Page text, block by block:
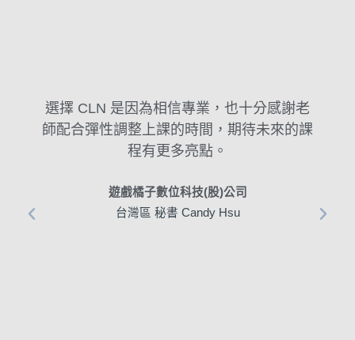
選擇 CLN 是因為相信專業，也十分感謝老
師配合彈性調整上課的時間，期待未來的課
程有更多亮點。
遊戲橘子數位科技(股)公司
台灣區 秘書 Candy Hsu